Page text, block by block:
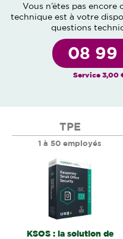
Vous n’êtes pas
technique est à votre
questions
08 99
Service 3,00
TPE
1 à 50 employés
KSOS : la solution de